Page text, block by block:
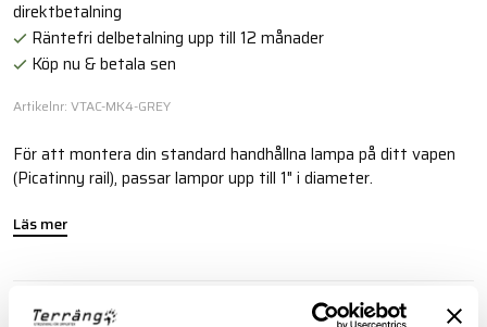
direktbetalning
Räntefri delbetalning upp till 12 månader
Köp nu & betala sen
Artikelnr: VTAC-MK4-GREY
För att montera din standard handhållna lampa på ditt vapen
(Picatinny rail), passar lampor upp till 1" i diameter.
Läs mer
BESKRIVNING